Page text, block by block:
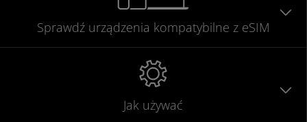
Sprawdź urządzenia kompatybilne z eSIM
Jak używać